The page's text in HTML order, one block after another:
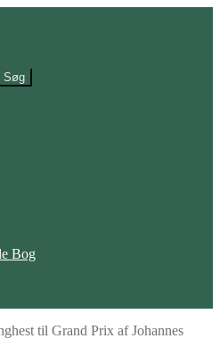
Søg
Bog
til Grand Prix af Johannes